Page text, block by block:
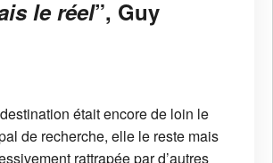
le réel”, Guy
était encore de loin le
de recherche, elle le reste mais
rattrapée par d’autres